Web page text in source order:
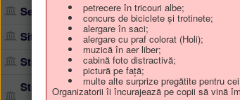
Servicii
Situaţii de urgenţă
Strategia de dezvoltare
Strategia naţională
petrecere în tricouri albe;
concurs de biciclete și trotinete;
alergare în saci;
alergare cu praf colorat (Holi);
muzică în aer liber;
cabină foto distractivă;
pictură pe față;
multe alte surprize pregătite pentru
Organizatorii îi încurajează pe copii să vină